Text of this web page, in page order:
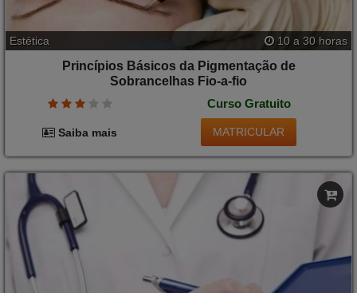
Estética 10 a 30 horas
Princípios Básicos da Pigmentação de
Sobrancelhas Fio-a-fio
Curso Gratuito
Saiba mais MATRICULAR